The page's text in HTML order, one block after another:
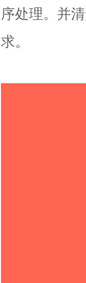
序处理。并
求。